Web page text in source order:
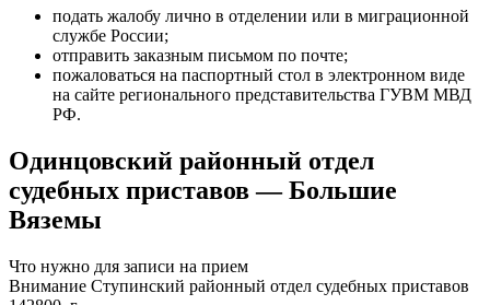
подать жалобу лично в отделении или в миграционной
службе России;
отправить заказным письмом по почте;
пожаловаться на паспортный стол в электронном виде
на сайте регионального представительства ГУВМ МВД
РФ.
Одинцовский районный отдел
судебных приставов — Большие
Вяземы
Что нужно для записи на прием
Внимание Ступинский районный отдел судебных приставов